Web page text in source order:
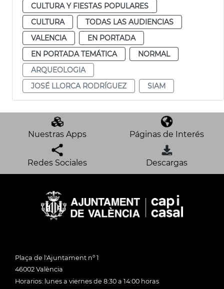
CULTURA Y FIESTAS POPULARES
CULTURA
TODAS LAS AUDIENCIAS
VALENCIA
EN PORTADA
EN PORTADA TEMÁTICA
NORMAL
ARQUEOLOGIA
JOSÉ LLORCA RODRÍGUEZ
SIAM
Nuestras Apps Páginas de Interés
Redes Sociales Descargas
Plaça de l'Ajuntament nº 1
46002 València
Horarios: lunes a viernes de 8:30 a 14:00 horas